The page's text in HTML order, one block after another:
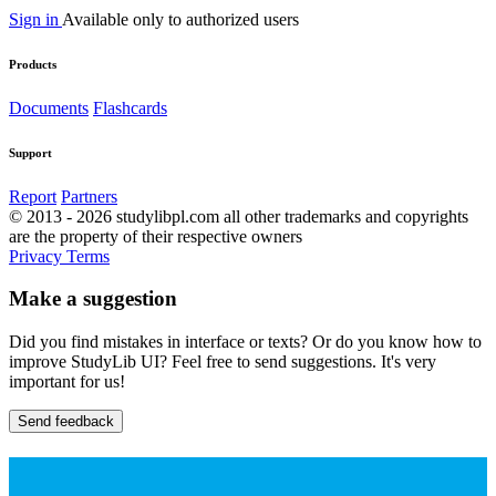
Sign in Available only to authorized users
Products
Documents Flashcards
Support
Report Partners
© 2013 - 2026 studylibpl.com all other trademarks and copyrights
are the property of their respective owners
Privacy Terms
Make a suggestion
Did you find mistakes in interface or texts? Or do you know how to
improve StudyLib UI? Feel free to send suggestions. It's very
important for us!
Send feedback